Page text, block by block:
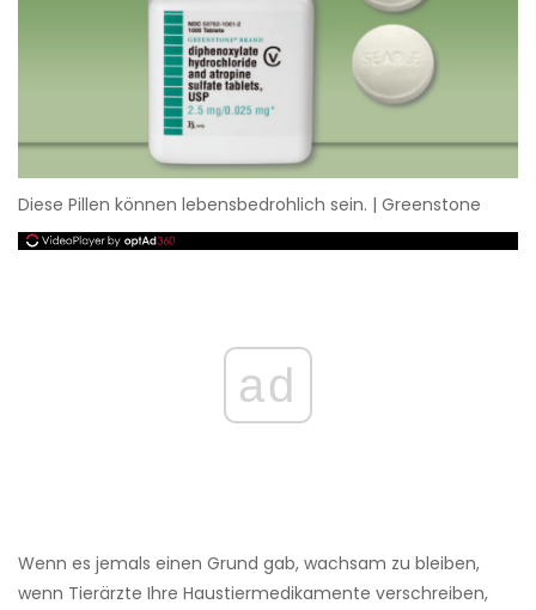
Diese Pillen können lebensbedrohlich sein. | Greenstone
ad
Wenn es jemals einen Grund gab, wachsam zu bleiben,
wenn Tierärzte Ihre Haustiermedikamente verschreiben,